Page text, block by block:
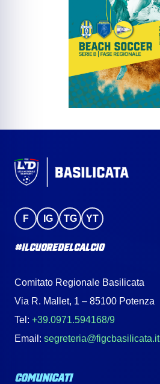
F IG TG YT
#IlCuoreDelCalcio
Comitato Regionale Basilicata
Via R. Mallet, 1 – 85100 Potenza
Tel: +39.0971.594168/9
Email: segreteria@figcbasilicata.it
COMUNICATI